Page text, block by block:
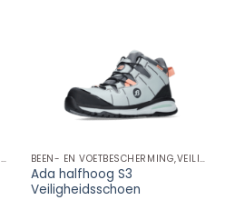
BEEN- EN VOETBESCHERMING,VEILIGHEIDSSSCHOENEN HALFHOOG MODEL,S3 BEEN- EN VOETBESCHERMING,VEILIGHEIDSSSCHOENEN HALFHOOG MODEL,S3
Ada halfhoog S3
Veiligheidsschoen